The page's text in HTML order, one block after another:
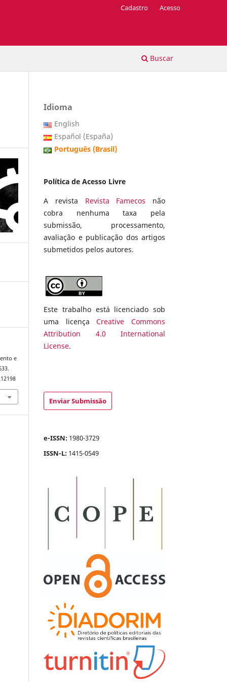
Buscar
Cadastro Acesso
e
Idioma
English
Español (España)
Português (Brasil)
Política de Acesso Livre
A revista Revista Famecos não
cobra nenhuma taxa pela
submissão, processamento,
avaliação e publicação dos artigos
submetidos pelos autores.
Este trabalho está licenciado sob
uma licençaCreative Commons
Attribution 4.0 International
License.
Enviar Submissão
e-ISSN: 1980-3729
ISSN-L: 1415-0549